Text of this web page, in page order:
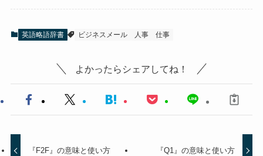
英語略語辞書 ビジネスメール 人事 仕事
よかったらシェアしてね！
『F2F』の意味と使い方 『Q1』の意味と使い方